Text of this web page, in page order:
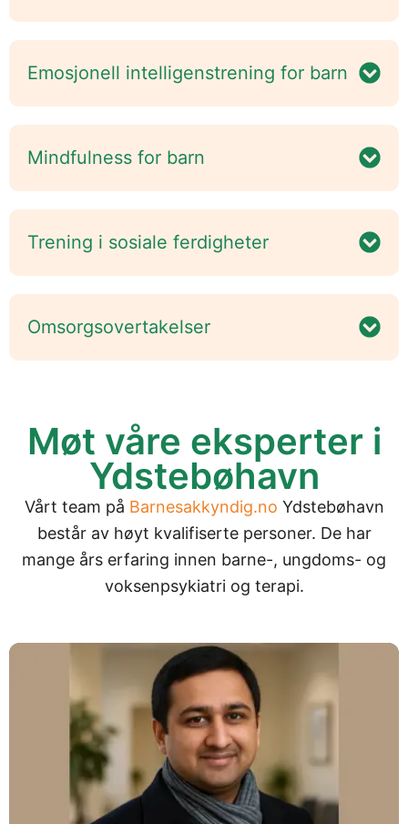
Emosjonell intelligenstrening for barn
Mindfulness for barn
Trening i sosiale ferdigheter
Omsorgsovertakelser
Møt våre eksperter i
Ydstebøhavn
Vårt team på Barnesakkyndig.no Ydstebøhavn
består av høyt kvalifiserte personer. De har
mange års erfaring innen barne-, ungdoms- og
voksenpsykiatri og terapi.